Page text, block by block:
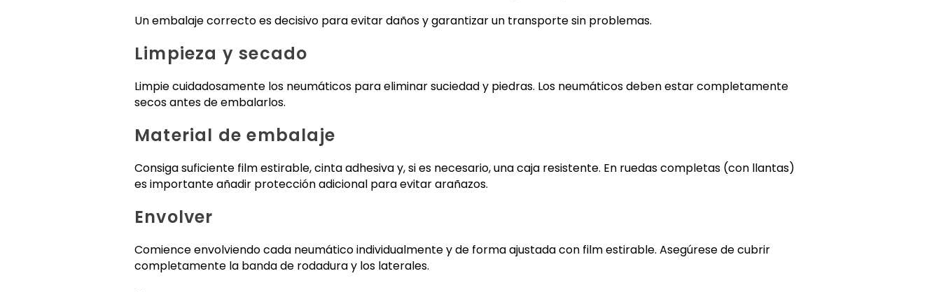
Un embalaje correcto es decisivo para evitar daños y garantizar un transporte sin problemas.
Limpieza y secado
Limpie cuidadosamente los neumáticos para eliminar suciedad y piedras. Los neumáticos deben estar completamente
secos antes de embalarlos.
Material de embalaje
Consiga suficiente film estirable, cinta adhesiva y, si es necesario, una caja resistente. En ruedas completas (con llantas)
es importante añadir protección adicional para evitar arañazos.
Envolver
Comience envolviendo cada neumático individualmente y de forma ajustada con film estirable. Asegúrese de cubrir
completamente la banda de rodadura y los laterales.